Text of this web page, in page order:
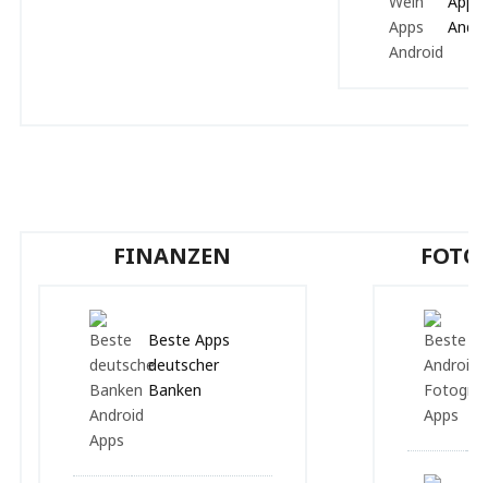
FINANZEN
Beste Apps
deutscher
Banken